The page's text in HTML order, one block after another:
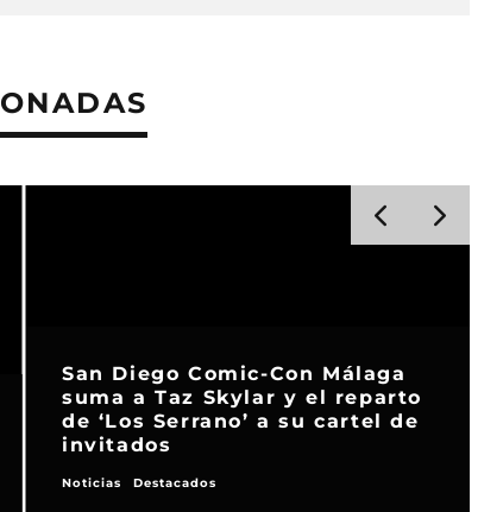
San Diego Comic-Con Málaga
suma a Taz Skylar y el reparto
de ‘Los Serrano’ a su cartel de
invitados
Noticias Destacados